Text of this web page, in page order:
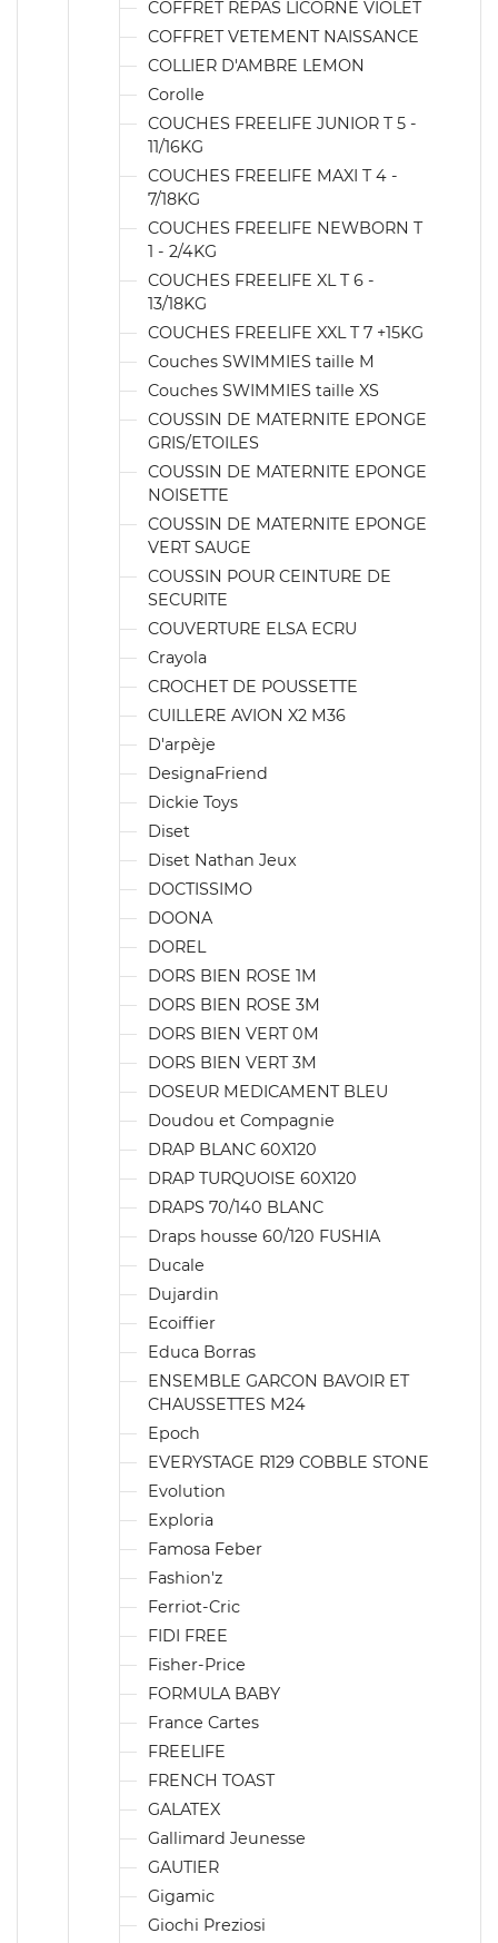
COFFRET REPAS LICORNE VIOLET
COFFRET VETEMENT NAISSANCE
COLLIER D'AMBRE LEMON
Corolle
COUCHES FREELIFE JUNIOR T 5 -
11/16KG
COUCHES FREELIFE MAXI T 4 -
7/18KG
COUCHES FREELIFE NEWBORN T
1 - 2/4KG
COUCHES FREELIFE XL T 6 -
13/18KG
COUCHES FREELIFE XXL T 7 +15KG
Couches SWIMMIES taille M
Couches SWIMMIES taille XS
COUSSIN DE MATERNITE EPONGE
GRIS/ETOILES
COUSSIN DE MATERNITE EPONGE
NOISETTE
COUSSIN DE MATERNITE EPONGE
VERT SAUGE
COUSSIN POUR CEINTURE DE
SECURITE
COUVERTURE ELSA ECRU
Crayola
CROCHET DE POUSSETTE
CUILLERE AVION X2 M36
D'arpèje
DesignaFriend
Dickie Toys
Diset
Diset Nathan Jeux
DOCTISSIMO
DOONA
DOREL
DORS BIEN ROSE 1M
DORS BIEN ROSE 3M
DORS BIEN VERT 0M
DORS BIEN VERT 3M
DOSEUR MEDICAMENT BLEU
Doudou et Compagnie
DRAP BLANC 60X120
DRAP TURQUOISE 60X120
DRAPS 70/140 BLANC
Draps housse 60/120 FUSHIA
Ducale
Dujardin
Ecoiffier
Educa Borras
ENSEMBLE GARCON BAVOIR ET
CHAUSSETTES M24
Epoch
EVERYSTAGE R129 COBBLE STONE
Evolution
Exploria
Famosa Feber
Fashion'z
Ferriot-Cric
FIDI FREE
Fisher-Price
FORMULA BABY
France Cartes
FREELIFE
FRENCH TOAST
GALATEX
Gallimard Jeunesse
GAUTIER
Gigamic
Giochi Preziosi